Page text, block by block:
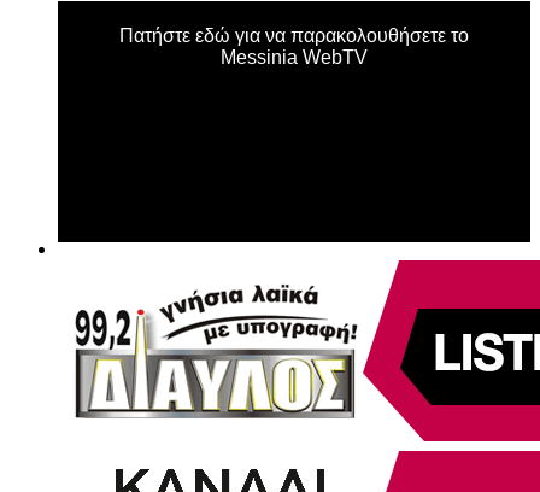
Πατήστε εδώ για να παρακολουθήσετε το
Messinia WebTV